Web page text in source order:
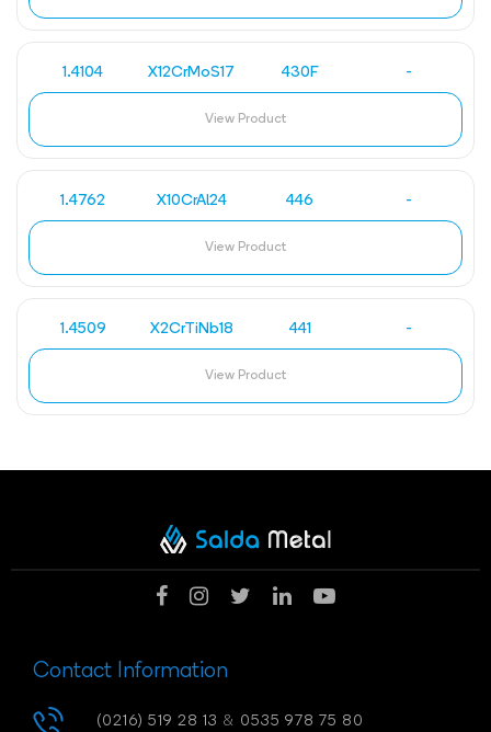
1.4104 X12CrMoS17 430F -
View Product
1.4762 X10CrAl24 446 -
View Product
1.4509 X2CrTiNb18 441 -
View Product
Contact Information
(0216) 519 28 13 & 0535 978 75 80